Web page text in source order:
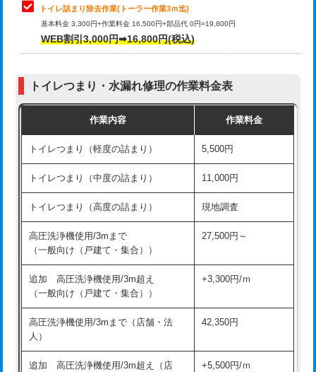
トイレ詰まり除去作業(トーラー作業3ｍ迄)
基本料金 3,300円+作業料金 16,500円+部品代 0円=19,800円
WEB割引3,000円➡16,800円(税込)
トイレつまり・水漏れ修理の作業料金表
作業内容 作業料金
トイレつまり（軽度の詰まり） 5,500円
トイレつまり（中度の詰まり） 11,000円
トイレつまり（高度の詰まり） 現地調査
高圧洗浄機使用/3mまで
（一般向け（戸建て・集合））
27,500円～
追加 高圧洗浄機使用/3m超え
（一般向け（戸建て・集合））
+3,300円/ｍ
高圧洗浄機使用/3mまで（店舗・法
人）
42,350円
追加 高圧洗浄機使用/3m超え（店
+5,500円/ｍ